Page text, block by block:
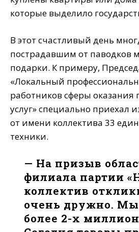
которые выделило
В этот счастливый день
пострадавшим от паводков
подарки. К примеру,
«Локальный
работников сферы оказания
услуг» специально приехал
от имени коллектива 33
техники.
— На призыв
филиала партии
коллектив
очень дружно. Мы
более 2-х